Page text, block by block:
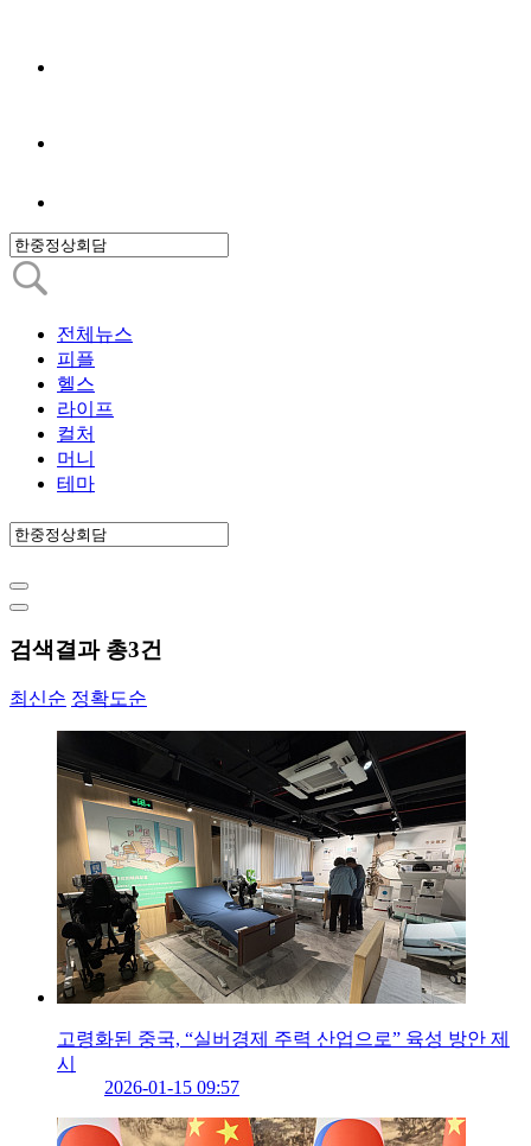
전체뉴스
피플
헬스
라이프
컬처
머니
테마
검색결과 총3건
최신순 정확도순
고령화된 중국, “실버경제 주력 산업으로” 육성 방안 제
시
2026-01-15 09:57